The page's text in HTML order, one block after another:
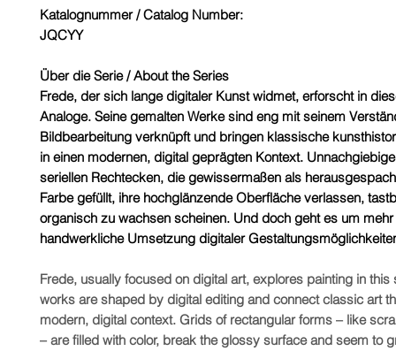
Katalognummer / Catalog Number:
JQCYY
Über die Serie / About the Series
Frede, der sich lange digitaler Kunst widmet, erforscht in
Analoge. Seine gemalten Werke sind eng mit seinem
Bildbearbeitung verknüpft und bringen klassische
in einen modernen, digital geprägten Kontext.
seriellen Rechtecken, die gewissermaßen als
Farbe gefüllt, ihre hochglänzende Oberfläche verlassen,
organisch zu wachsen scheinen. Und doch geht es um mehr
handwerkliche Umsetzung digitaler
Frede, usually focused on digital art, explores painting in this
works are shaped by digital editing and connect classic art
modern, digital context. Grids of rectangular forms – like
– are filled with color, break the glossy surface and seem to